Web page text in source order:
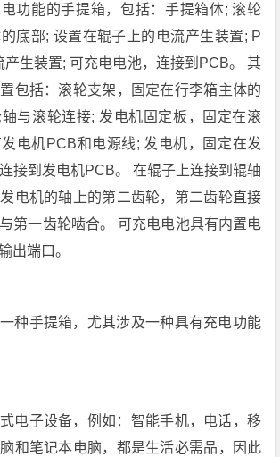
功能的手提箱，包括：手提箱体; 滚轮
底部; 设置在辊子上的电流产生装置; P
生装置; 可充电电池，连接到PCB。 其
包括：滚轮支架，固定在行李箱主体的
与滚轮连接; 发电机固定板，固定在滚
电机PCB和电源线; 发电机，固定在发
接到发电机PCB。 在辊子上连接到辊轴
电机的轴上的第二齿轮，第二齿轮直接
第一齿轮啮合。 可充电电池具有内置电
出端口。
种手提箱，尤其涉及一种具有充电功能
电子设备，例如：智能手机，电话，移
和笔记本电脑，都是生活必需品，因此